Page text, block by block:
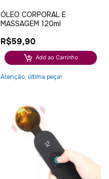
ÓLEO CORPORAL E
MASSAGEM 120ml
R$59,90
Add ao Carrinho
Atenção, última peça!